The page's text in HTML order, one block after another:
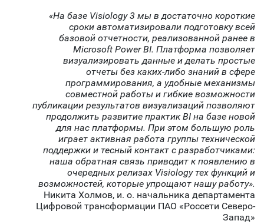
«На базе Visiology 3 мы в достаточно короткие
сроки автоматизировали подготовку всей
базовой отчетности, реализованной ранее в
Microsoft Power BI. Платформа позволяет
визуализировать данные и делать простые
отчеты без каких-либо знаний в сфере
программирования, а удобные механизмы
совместной работы и гибкие возможности
публикации результатов визуализаций позволяют
продолжить развитие практик BI на базе новой
для нас платформы. При этом большую роль
играет активная работа группы технической
поддержки и тесный контакт с разработчиками:
наша обратная связь приводит к появлению в
очередных релизах Visiology тех функций и
возможностей, которые упрощают нашу работу».
Никита Холмов, и. о. начальника департамента
Цифровой трансформации ПАО «Россети Северо-
Запад»